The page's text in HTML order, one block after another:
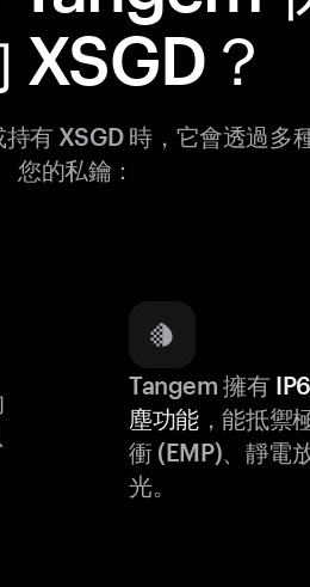
XSGD？
有 XSGD 時，它會透過多
您的私鑰：
Tangem 擁有
塵功能，能抵禦
衝 (EMP)、靜電
光。